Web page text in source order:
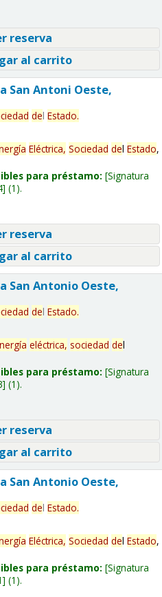
reserva
al carrito
San Antoni Oeste,
del Estado.
Eléctrica, Sociedad del Estado,
para préstamo: Signatura
(1).
reserva
al carrito
San Antonio Oeste,
del Estado.
eléctrica, sociedad del
para préstamo: Signatura
(1).
reserva
al carrito
San Antonio Oeste,
del Estado.
Eléctrica, Sociedad del Estado,
para préstamo: Signatura
(1).